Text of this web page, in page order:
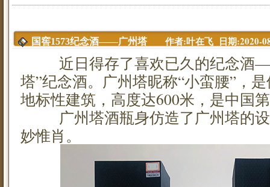
国窖1573纪念酒——广州塔 作者:叶在飞 日期:2020-
近日得存了喜欢已久的纪念酒
塔”纪念酒。广州塔昵称“小蛮腰”，
地标性建筑，高度达600米，是中国
广州塔酒瓶身仿造了广州塔的设
妙惟肖。